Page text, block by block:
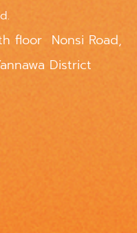
floor Nonsi Road,
District